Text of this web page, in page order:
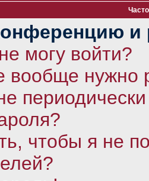
и
могу войти?
вообще нужно
чтобы я не